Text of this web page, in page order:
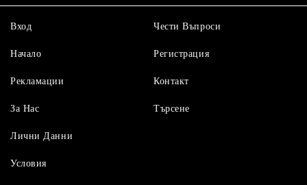
Вход
Начало
Рекламации
За Нас
Чести Въпроси
Регистрация
Контакт
Търсене
Лични Данни
Условия